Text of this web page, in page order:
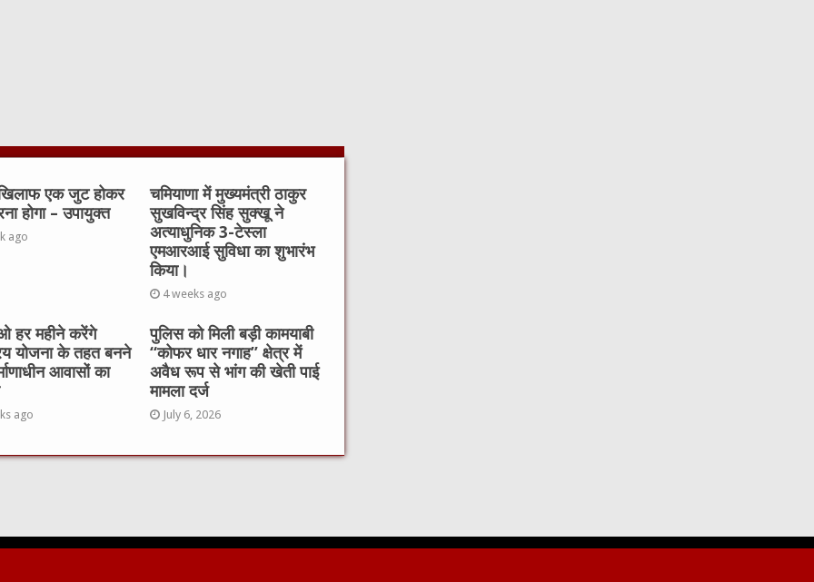
एक जुट होकर
होगा – उपायुक्त
ago
चमियाणा में मुख्यमंत्री ठाकुर
सुखविन्द्र सिंह सुक्खू ने
अत्याधुनिक 3-टेस्ला
एमआरआई सुविधा का शुभारंभ
किया।
4 weeks ago
हर महीने करेंगे
योजना के तहत बनने
आवासों का
ago
पुलिस को मिली बड़ी कामयाबी
“कोफर धार नगाह” क्षेत्र में
अवैध रूप से भांग की खेती पाई
मामला दर्ज
July 6, 2026